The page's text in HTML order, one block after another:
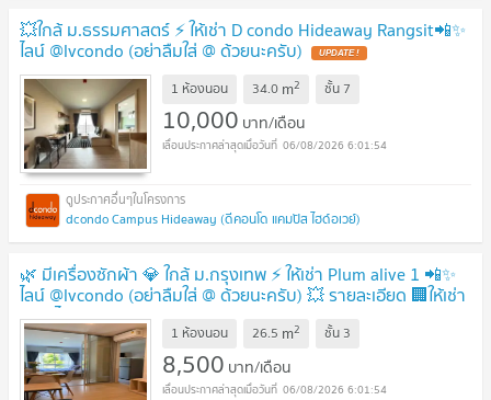
💥ใกล้ ม.ธรรมศาสตร์ ⚡️ ให้เช่า D condo Hideaway Rangsit📲✨
ไลน์ @lvcondo (อย่าลืมใส่ @ ด้วยนะครับ)
1 ห้องนอน 34.0 m2 ชั้น 7
10,000 บาท/เดือน
06/08/2026 6:01:54
dcondo Campus Hideaway (ดีคอนโด แคมปัส ไฮด์อเวย์)
🌿 มีเครื่องซักผ้า 💎 ใกล้ ม.กรุงเทพ ⚡️ ให้เช่า Plum alive 1 📲✨
ไลน์ @lvcondo (อย่าลืมใส่ @ ด้วยนะครับ) 💥 รายละเอียด 🏢ให้เช่า
📲✨ ไลน์ @lvcondo
1 ห้องนอน 26.5 m2 ชั้น 3
8,500 บาท/เดือน
06/08/2026 6:01:54